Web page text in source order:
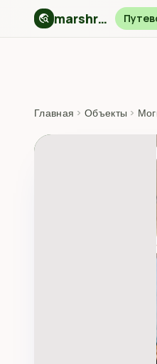
travel_explore marshryt.by
Главная › Объекты ›